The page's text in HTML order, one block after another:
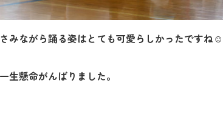
みながら踊る姿はとても可愛らしかったですね ☺
生懸命がんばりました。